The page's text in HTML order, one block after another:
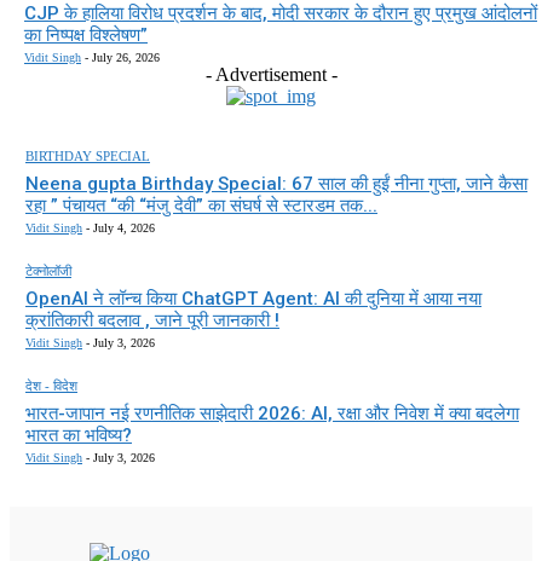
CJP के हालिया विरोध प्रदर्शन के बाद, मोदी सरकार के दौरान हुए प्रमुख आंदोलनों
का निष्पक्ष विश्लेषण”
Vidit Singh - July 26, 2026
- Advertisement -
BIRTHDAY SPECIAL
Neena gupta Birthday Special: 67 साल की हुईं नीना गुप्ता, जाने कैसा
रहा ” पंचायत “की “मंजु देवी” का संघर्ष से स्टारडम तक...
Vidit Singh - July 4, 2026
टेक्नोलॉजी
OpenAI ने लॉन्च किया ChatGPT Agent: AI की दुनिया में आया नया
क्रांतिकारी बदलाव , जाने पूरी जानकारी !
Vidit Singh - July 3, 2026
देश - विदेश
भारत-जापान नई रणनीतिक साझेदारी 2026: AI, रक्षा और निवेश में क्या बदलेगा
भारत का भविष्य?
Vidit Singh - July 3, 2026